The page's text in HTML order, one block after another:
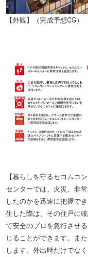
【外観】（完成予想CG）
【暮らしを守るセコムコ
センターでは、火災、非
したのかを迅速に把握で
生した際は、その住戸に
て安全のプロを急行させ
じることができます。ま
します。外出時だけでな